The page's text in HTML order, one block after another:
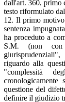
dall'art. 360, primo
testo riformulato
12. Il primo
sentenza
ha proceduto a
S.M. (non con
riguardo alla
"complessità
cronologicamente
questione del
definire il giudizio